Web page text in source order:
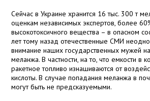
Сейчас в Украине хранится 16 тыс. 300 т
оценкам независимых экспертов, более
высокотоксичного вещества – в опасном
лет тому назад отечественные СМИ
внимание наших государственных мужей
меланжа. В частности, на то, что емкости в
ракетное топливо изнашиваются от
кислоты. В случае попадания меланжа в
могут быть не предсказуемыми.